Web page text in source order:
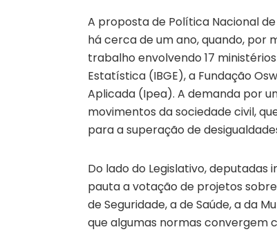
A proposta de Política Nacional
há cerca de um ano, quando, por
trabalho envolvendo 17
Estatística (IBGE), a Fundação
Aplicada (Ipea). A demanda por
movimentos da sociedade civil,
para a superação de
Do lado do Legislativo,
pauta a votação de projetos
de Seguridade, a de Saúde, a da
que algumas normas convergem